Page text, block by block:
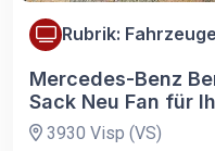
Rubrik: Fahrzeuge
Mercedes-Benz
Sack Neu Fan für
3930 Visp (VS)